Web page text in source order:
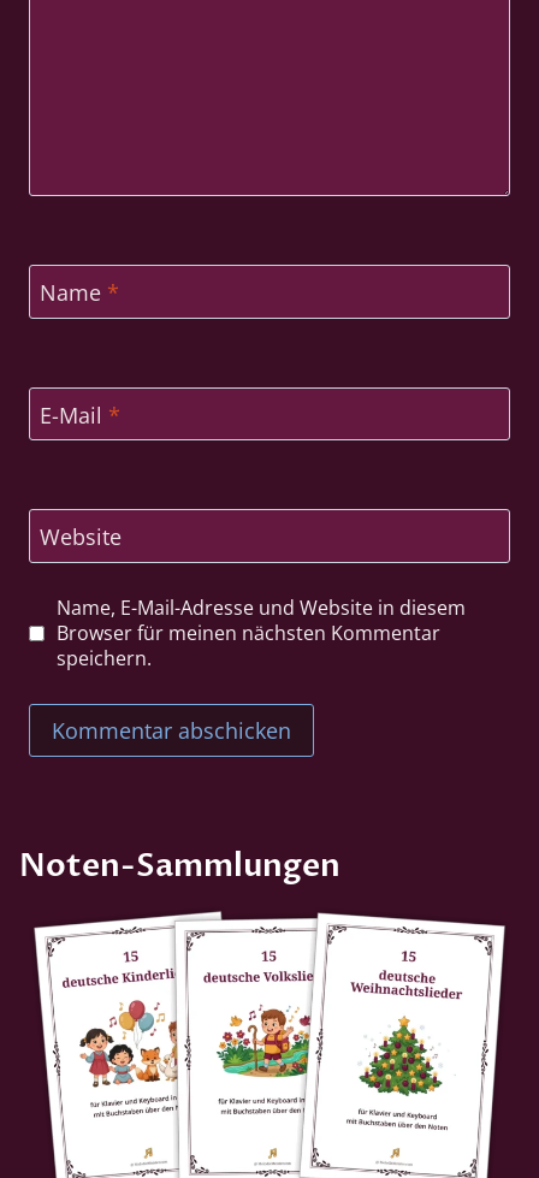
Name *
E-Mail *
Website
Name, E-Mail-Adresse und Website in diesem
Browser für meinen nächsten Kommentar
speichern.
Noten-Sammlungen